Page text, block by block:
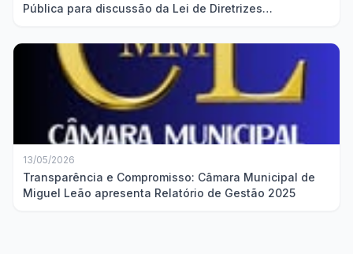
Pública para discussão da Lei de Diretrizes
13/05/2026
Transparência e Compromisso: Câmara Municipal de
Miguel Leão apresenta Relatório de Gestão 2025